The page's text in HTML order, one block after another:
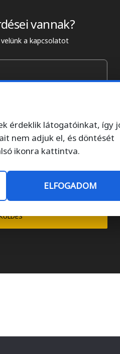
vannak?
a kapcsolatot
érdeklik látogatóinkat, így
nem adjuk el, és döntését
ikonra kattintva.
ELFOGADOM